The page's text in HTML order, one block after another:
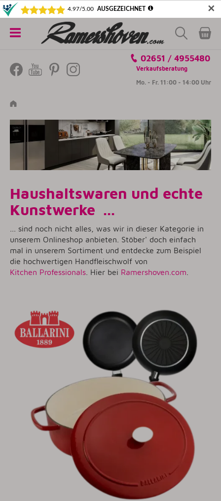
✕
5€ SICHERN! NEWSLETTER ABONNIEREN
Kategorien
02651 / 4955480
Verkaufsberatung
Mo. - Fr. 11:00 - 14:00 Uhr
Haushaltswaren und echte
Kunstwerke ...
... sind noch nicht alles, was wir in dieser Kategorie in
unserem Onlineshop anbieten. Stöber' doch einfach
mal in unserem Sortiment und entdecke zum Beispiel
die hochwertigen Handfleischwolf von
Kitchen Professionals . Hier bei Ramershoven.com